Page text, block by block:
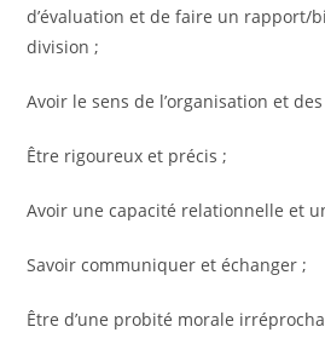
d’évaluation et de faire un rapport/
division ;
Avoir le sens de l’organisation et
Être rigoureux et précis ;
Avoir une capacité relationnelle et
Savoir communiquer et échanger ;
Être d’une probité morale